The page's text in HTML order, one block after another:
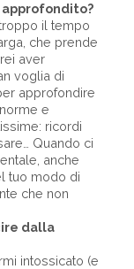
approfondito?
il tempo
che prende
aver
voglia di
approfondire
e
ricordi
Quando ci
anche
tuo modo di
che non
dalla
intossicato (e